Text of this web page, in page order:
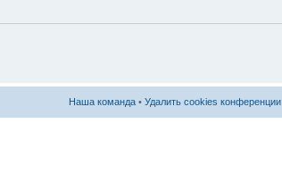
Наша команда • Удалить cookies конференции